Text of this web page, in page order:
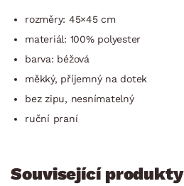
rozměry: 45×45 cm
materiál: 100% polyester
barva: béžová
měkký, příjemný na dotek
bez zipu, nesnímatelný
ruční praní
Související produkty